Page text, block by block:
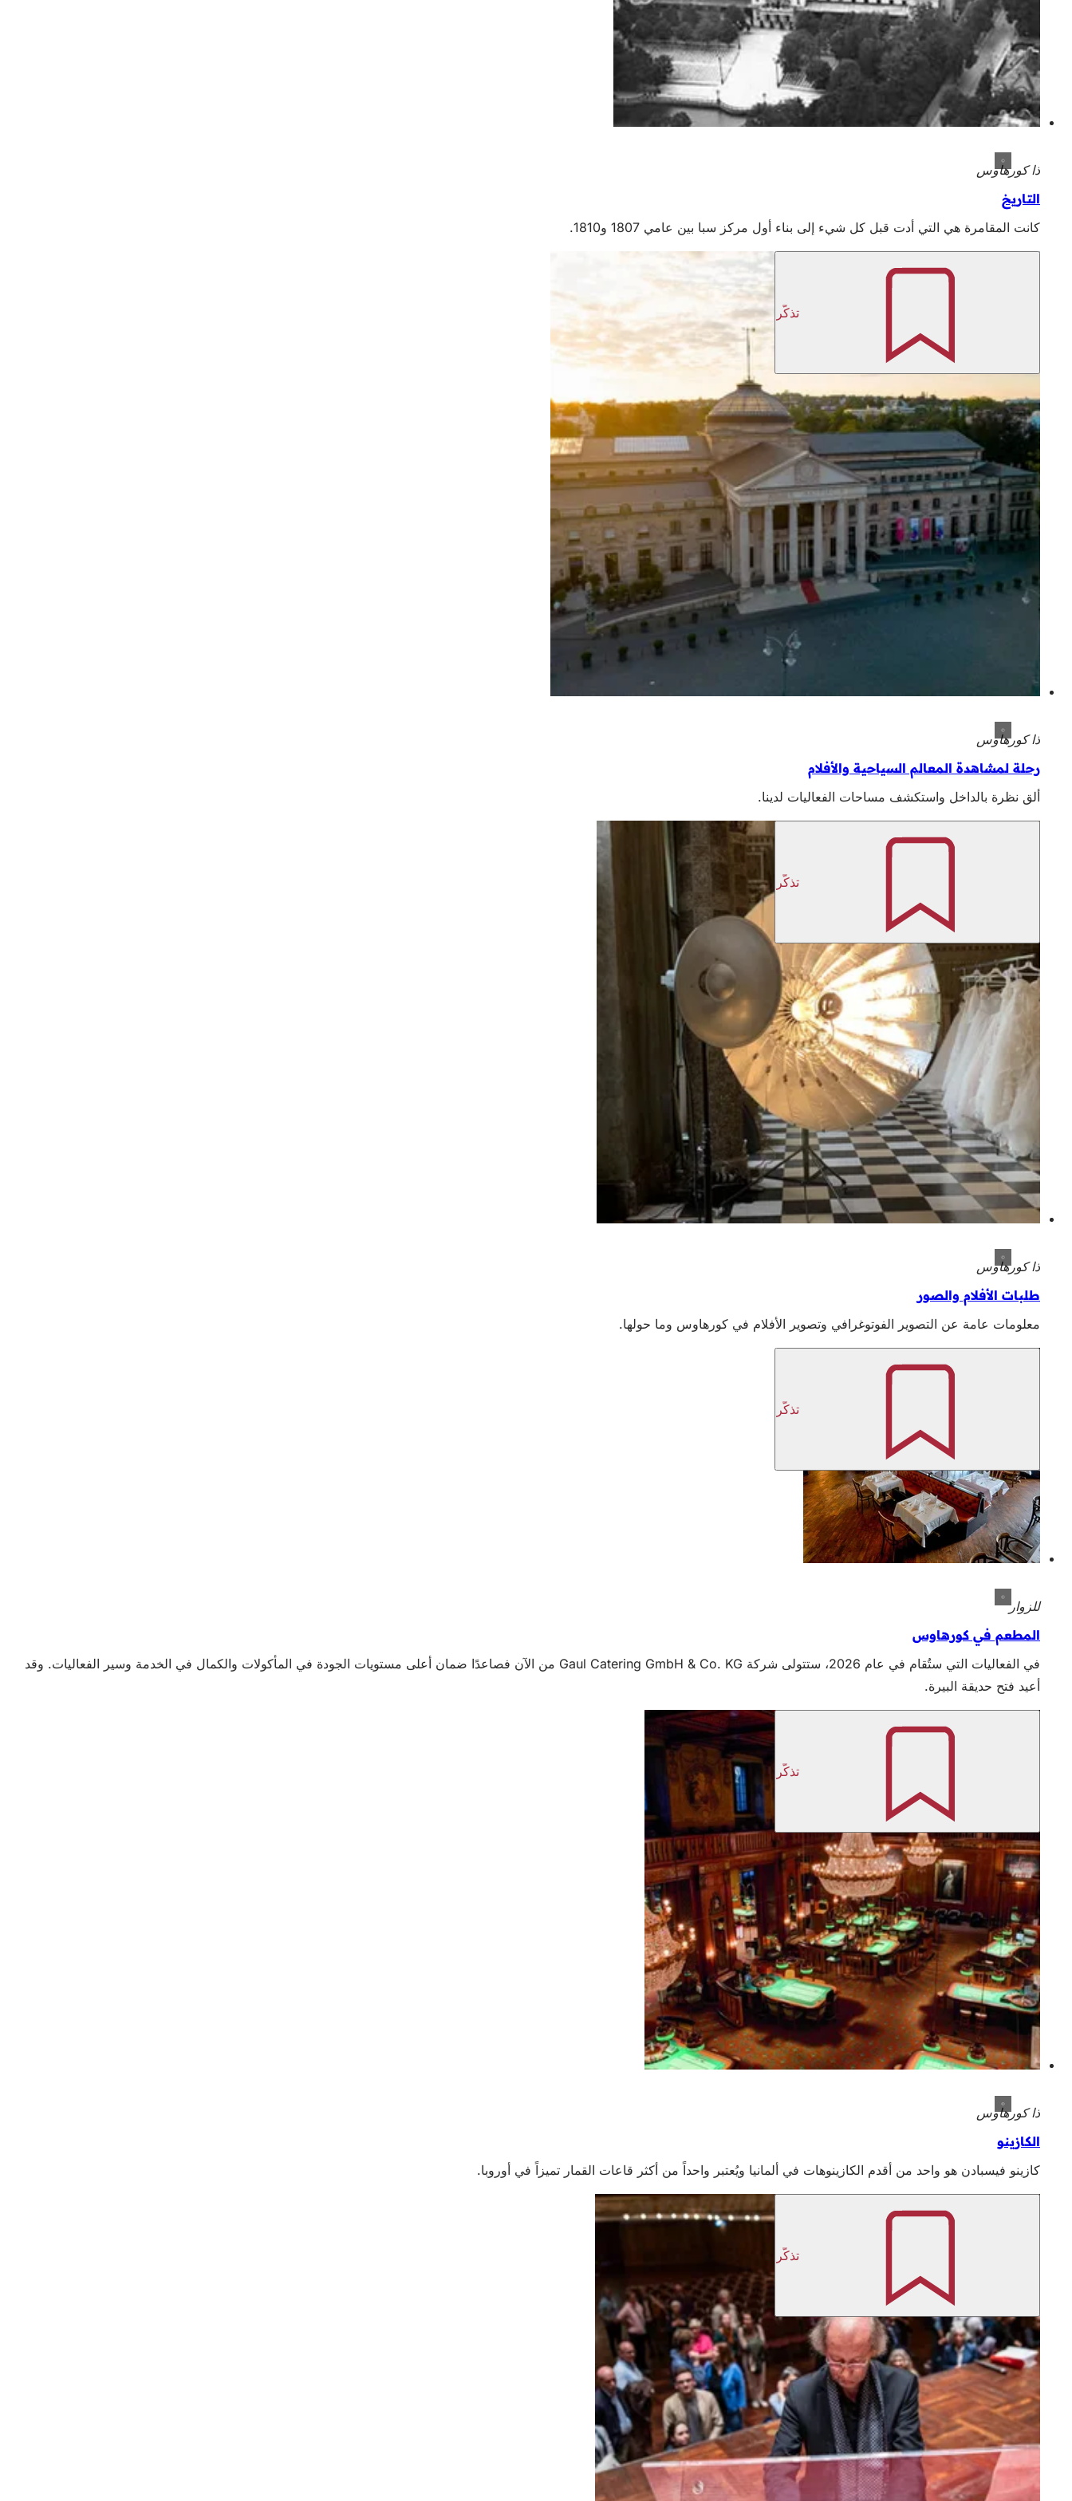
ذا كورهاوس
التاريخ
كانت المقامرة هي التي أدت قبل كل شيء إلى بناء أول مركز سبا بين عامي 1807 و1810.
تذكّر
ذا كورهاوس
رحلة لمشاهدة المعالم السياحية والأفلام
ألق نظرة بالداخل واستكشف مساحات الفعاليات لدينا.
تذكّر
ذا كورهاوس
طلبات الأفلام والصور
معلومات عامة عن التصوير الفوتوغرافي وتصوير الأفلام في كورهاوس وما حولها.
تذكّر
للزوار
المطعم في كورهاوس
في الفعاليات التي ستُقام في عام 2026، ستتولى شركة Gaul Catering GmbH & Co. KG من الآن فصاعدًا ضمان أعلى مستويات الجودة في المأكولات والكمال في الخدمة وسير الفعاليات. وقد
أعيد فتح حديقة البيرة.
تذكّر
ذا كورهاوس
الكازينو
كازينو فيسبادن هو واحد من أقدم الكازينوهات في ألمانيا ويُعتبر واحداً من أكثر قاعات القمار تميزاً في أوروبا.
تذكّر